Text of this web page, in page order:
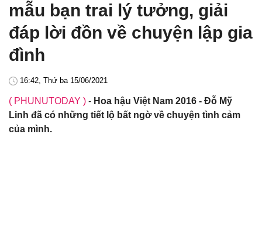
mẫu bạn trai lý tưởng, giải
đáp lời đồn về chuyện lập gia
đình
16:42, Thứ ba 15/06/2021
( PHUNUTODAY ) - Hoa hậu Việt Nam 2016 - Đỗ Mỹ
Linh đã có những tiết lộ bất ngờ về chuyện tình cảm
của mình.